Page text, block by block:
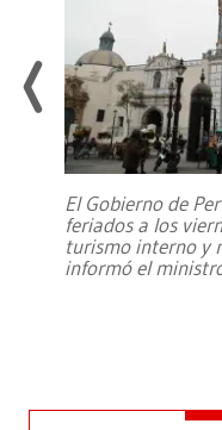
El Gobierno de
feriados a los
turismo interno y
informó el